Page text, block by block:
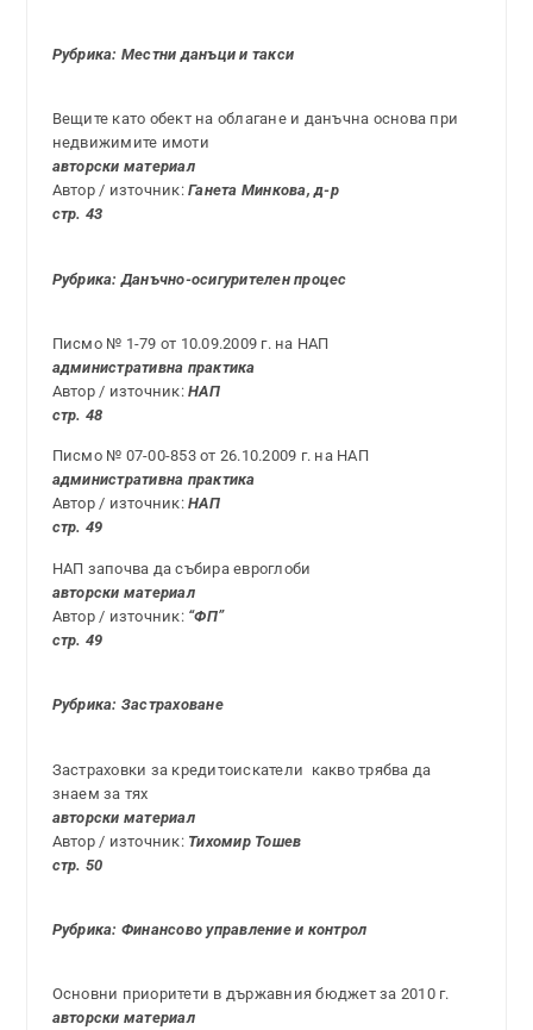
Рубрика: Местни данъци и такси
Вещите като обект на облагане и данъчна основа при
недвижимите имоти
авторски материал
Автор / източник:Ганета Минкова, д-р
стр. 43
Рубрика: Данъчно-осигурителен процес
Писмо № 1-79 от 10.09.2009 г. на НАП
административна практика
Автор / източник:НАП
стр. 48
Писмо № 07-00-853 от 26.10.2009 г. на НАП
административна практика
Автор / източник:НАП
стр. 49
НАП започва да събира евроглоби
авторски материал
Автор / източник: “ФП”
стр. 49
Рубрика: Застраховане
Застраховки за кредитоискатели ­ какво трябва да
знаем за тях
авторски материал
Автор / източник: Тихомир Тошев
стр. 50
Рубрика: Финансово управление и контрол
Основни приоритети в държавния бюджет за 2010 г.
авторски материал